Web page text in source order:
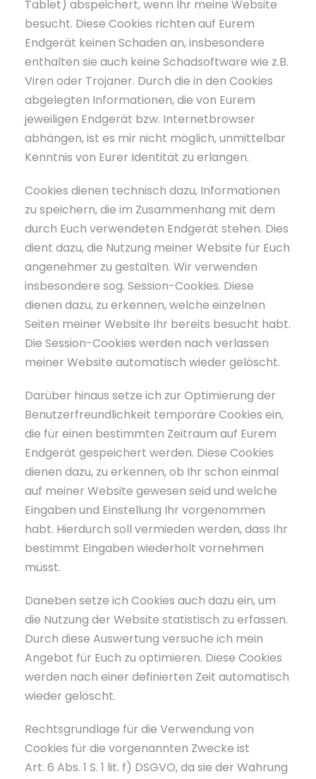
Tablet) abspeichert, wenn Ihr meine Website
besucht. Diese Cookies richten auf Eurem
Endgerät keinen Schaden an, insbesondere
enthalten sie auch keine Schadsoftware wie z.B.
Viren oder Trojaner. Durch die in den Cookies
abgelegten Informationen, die von Eurem
jeweiligen Endgerät bzw. Internetbrowser
abhängen, ist es mir nicht möglich, unmittelbar
Kenntnis von Eurer Identität zu erlangen.
Cookies dienen technisch dazu, Informationen
zu speichern, die im Zusammenhang mit dem
durch Euch verwendeten Endgerät stehen. Dies
dient dazu, die Nutzung meiner Website für Euch
angenehmer zu gestalten. Wir verwenden
insbesondere sog. Session-Cookies. Diese
dienen dazu, zu erkennen, welche einzelnen
Seiten meiner Website Ihr bereits besucht habt.
Die Session-Cookies werden nach verlassen
meiner Website automatisch wieder gelöscht.
Darüber hinaus setze ich zur Optimierung der
Benutzerfreundlichkeit temporäre Cookies ein,
die für einen bestimmten Zeitraum auf Eurem
Endgerät gespeichert werden. Diese Cookies
dienen dazu, zu erkennen, ob Ihr schon einmal
auf meiner Website gewesen seid und welche
Eingaben und Einstellung Ihr vorgenommen
habt. Hierdurch soll vermieden werden, dass Ihr
bestimmt Eingaben wiederholt vornehmen
müsst.
Daneben setze ich Cookies auch dazu ein, um
die Nutzung der Website statistisch zu erfassen.
Durch diese Auswertung versuche ich mein
Angebot für Euch zu optimieren. Diese Cookies
werden nach einer definierten Zeit automatisch
wieder gelöscht.
Rechtsgrundlage für die Verwendung von
Cookies für die vorgenannten Zwecke ist
Art. 6 Abs. 1 S. 1 lit. f) DSGVO, da sie der Wahrung